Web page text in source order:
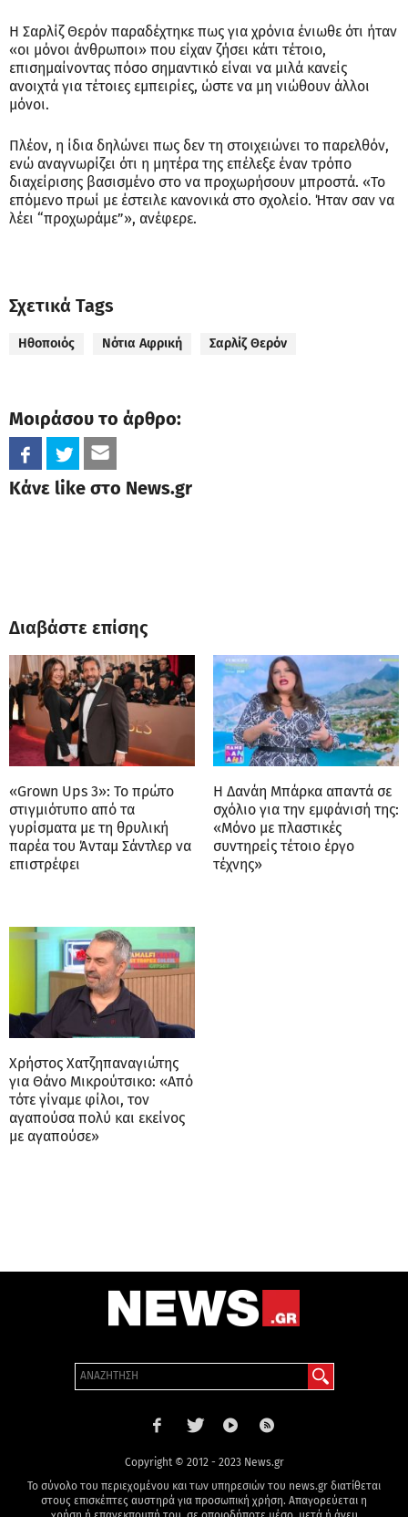
Η Σαρλίζ Θερόν παραδέχτηκε πως για χρόνια ένιωθε ότι ήταν
«οι μόνοι άνθρωποι» που είχαν ζήσει κάτι τέτοιο,
επισημαίνοντας πόσο σημαντικό είναι να μιλά κανείς
ανοιχτά για τέτοιες εμπειρίες, ώστε να μη νιώθουν άλλοι
μόνοι.
Πλέον, η ίδια δηλώνει πως δεν τη στοιχειώνει το παρελθόν,
ενώ αναγνωρίζει ότι η μητέρα της επέλεξε έναν τρόπο
διαχείρισης βασισμένο στο να προχωρήσουν μπροστά. «Το
επόμενο πρωί με έστειλε κανονικά στο σχολείο. Ήταν σαν να
λέει “προχωράμε”», ανέφερε.
Σχετικά Tags
Ηθοποιός Νότια Αφρική Σαρλίζ Θερόν
Μοιράσου το άρθρο:
Κάνε like στο News.gr
Διαβάστε επίσης
«Grown Ups 3»: Το πρώτο
στιγμιότυπο από τα
γυρίσματα με τη θρυλική
παρέα του Άνταμ Σάντλερ να
επιστρέφει
Η Δανάη Μπάρκα απαντά σε
σχόλιο για την εμφάνισή της:
«Μόνο με πλαστικές
συντηρείς τέτοιο έργο
τέχνης»
Χρήστος Χατζηπαναγιώτης
για Θάνο Μικρούτσικο: «Από
τότε γίναμε φίλοι, τον
αγαπούσα πολύ και εκείνος
με αγαπούσε»
Copyright © 2012 - 2023 News.gr
Το σύνολο του περιεχομένου και των υπηρεσιών του news.gr διατίθεται
στους επισκέπτες αυστηρά για προσωπική χρήση. Απαγορεύεται η